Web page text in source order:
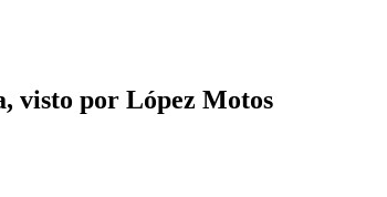
visto por López Motos